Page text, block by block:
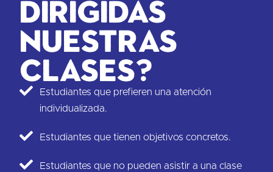
dirigidas
nuestras
clases?
Estudiantes que prefieren una atención
individualizada.
Estudiantes que tienen objetivos concretos.
Estudiantes que no pueden asistir a una clase